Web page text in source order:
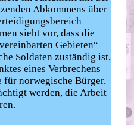
Abkommens über
sieht vor, dass die
Gebieten“
Soldaten zuständig ist,
eines Verbrechens
für norwegische Bürger,
werden, die Arbeit